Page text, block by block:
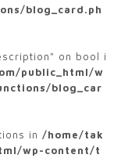
blog_card.ph
on bool i
public_html/w
blog_car
in /home/tak
wp-content/t